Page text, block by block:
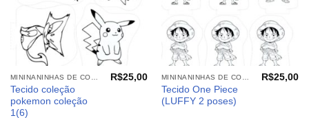
Tecido coleção
pokemon coleção
1(6)
R$25,00
Tecido One Piece
(LUFFY 2 poses)
R$25,00